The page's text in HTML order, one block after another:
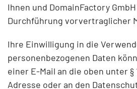
Ihnen und DomainFactory
Durchführung vorvertraglicher
Ihre Einwilligung in die
personenbezogenen Daten
einer E-Mail an die oben unter §
Adresse oder an den